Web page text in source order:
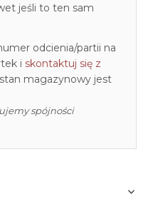
jeśli to ten sam
odcienia/partii na
i skontaktuj się z
magazynowy jest
spójności